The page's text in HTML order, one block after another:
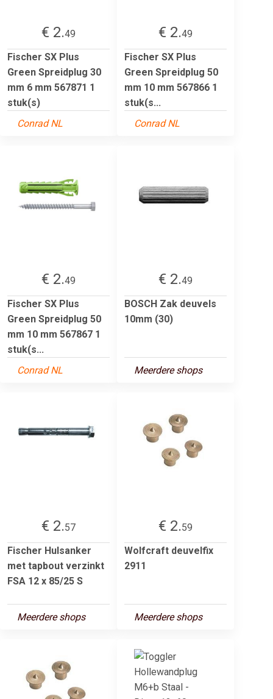
€ 2.49
Fischer SX Plus
Green Spreidplug 30
mm 6 mm 567871 1
stuk(s)
Conrad NL
€ 2.49
Fischer SX Plus
Green Spreidplug 50
mm 10 mm 567866 1
stuk(s...
Conrad NL
€ 2.49
Fischer SX Plus
Green Spreidplug 50
mm 10 mm 567867 1
stuk(s...
Conrad NL
€ 2.49
BOSCH Zak deuvels
10mm (30)
Meerdere shops
€ 2.57
Fischer Hulsanker
met tapbout verzinkt
FSA 12 x 85/25 S
Meerdere shops
€ 2.59
Wolfcraft deuvelfix
2911
Meerdere shops